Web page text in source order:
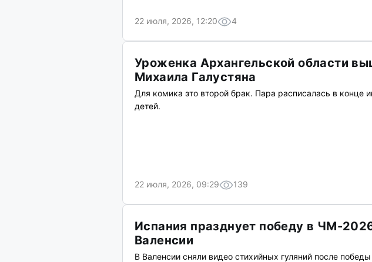
22 июля, 2026, 12:20 4
Уроженка Архангельской области
Михаила Галустяна
Для комика это второй брак. Пара расписалась в конце
детей.
22 июля, 2026, 09:29 139
Испания празднует победу в ЧМ-
Валенсии
В Валенсии сняли видео стихийных гуляний после